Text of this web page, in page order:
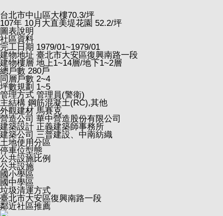
台北市中山區大樓70.3/坪
107年 10月大直美堤花園 52.2/坪
圖表說明
社區資料
完工日期 1979/01~1979/01
建物地址 臺北市大安區復興南路一段
建物樓層 地上1~14層/地下1~2層
總戶數 280戶
同層戶數 2~4
坪數規劃 1~5
管理方式 管理員(警衛)
主結構 鋼筋混凝土(RC),其他
外觀建材 馬賽克
營造公司 華中營造股份有限公司
建築設計 正義建築師事務所
建築公司 三普建設、中南紡織
土地使用分區
停車位型態
公共設施比例
公共設施
國小學區
國中學區
垃圾清運方式
臺北市大安區復興南路一段
鄰近社區推薦